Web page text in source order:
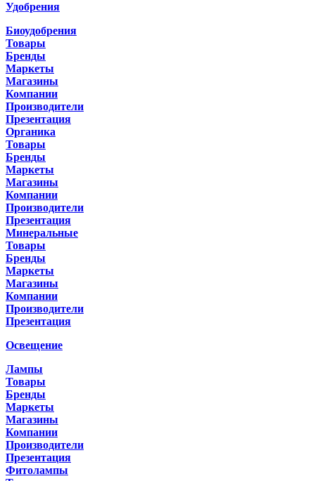
Удобрения
Биоудобрения
Товары
Бренды
Маркеты
Магазины
Компании
Производители
Презентация
Органика
Товары
Бренды
Маркеты
Магазины
Компании
Производители
Презентация
Минеральные
Товары
Бренды
Маркеты
Магазины
Компании
Производители
Презентация
Освещение
Лампы
Товары
Бренды
Маркеты
Магазины
Компании
Производители
Презентация
Фитолампы